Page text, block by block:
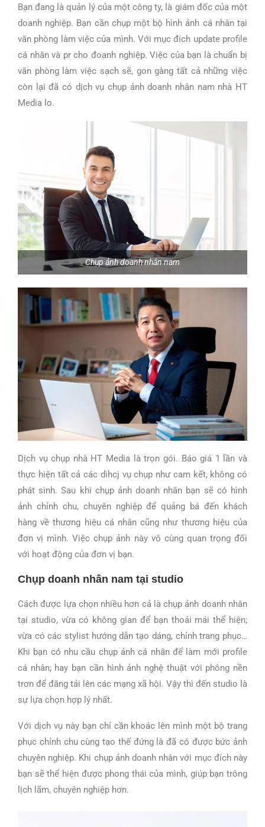
Bạn đang là quản lý của một công ty, là giám đốc của một
doanh nghiệp. Bạn cần chụp một bộ hình ảnh cá nhân tại
văn phòng làm việc của mình. Với mục đích update profile
cá nhân và pr cho đoanh nghiệp. Việc của bạn là chuẩn bị
văn phòng làm việc sạch sẽ, gon gàng tất cả những việc
còn lại đã có dịch vụ chụp ảnh doanh nhân nam nhà HT
Media lo.
Chụp ảnh doanh nhân nam
Dịch vụ chụp nhà HT Media là trọn gói. Báo giá 1 lần và
thực hiện tất cả các dihcj vụ chụp như cam kết, không có
phát sinh. Sau khi chụp ảnh doanh nhân bạn sẽ có hình
ảnh chỉnh chu, chuyên nghiệp để quảng bá đến khách
hàng về thương hiệu cá nhân cũng như thương hiệu của
đơn vị mình. Việc chụp ảnh này vô cùng quan trọng đối
với hoạt động của đơn vị bạn.
Chụp doanh nhân nam tại studio
Cách được lựa chọn nhiều hơn cả là chụp ảnh doanh nhân
tại studio, vừa có không gian để bạn thoải mái thể hiện;
vừa có các stylist hướng dẫn tạo dáng, chỉnh trang phục…
Khi bạn có nhu cầu chụp ảnh cá nhân để làm mới profile
cá nhân; hay bạn cần hình ảnh nghệ thuật với phông nền
trơn để đăng tải lên các mạng xã hội. Vậy thì đến studio là
sự lựa chọn hợp lý nhất.
Với dịch vụ này bạn chỉ cần khoác lên mình một bộ trang
phục chỉnh chu cùng tạo thế đứng là đã có được bức ảnh
chuyên nghiệp. Khi chụp ảnh doanh nhân với mục đích này
bạn sẽ thể hiện được phong thái của mình, giúp bạn trông
lịch lãm, chuyên nghiệp hơn.